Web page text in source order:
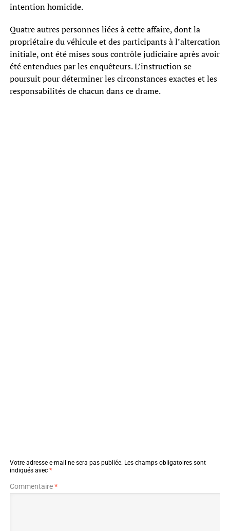
intention homicide.
Quatre autres personnes liées à cette affaire, dont la
propriétaire du véhicule et des participants à l’altercation
initiale, ont été mises sous contrôle judiciaire après avoir
été entendues par les enquêteurs. L’instruction se
poursuit pour déterminer les circonstances exactes et les
responsabilités de chacun dans ce drame.
Votre adresse e-mail ne sera pas publiée. Les champs obligatoires sont
indiqués avec *
Commentaire*